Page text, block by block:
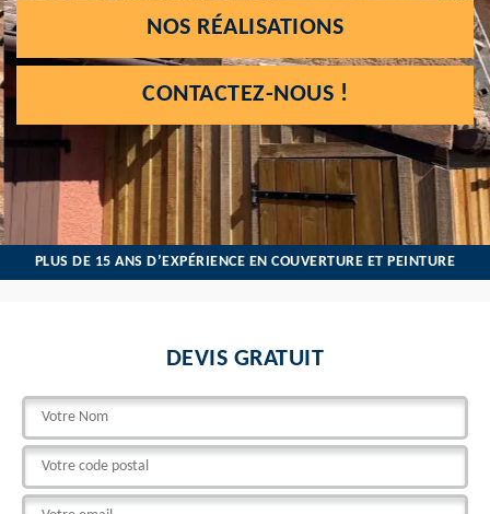
NOS RÉALISATIONS
CONTACTEZ-NOUS !
PLUS DE 15 ANS D’EXPÉRIENCE EN COUVERTURE ET PEINTURE
DEVIS GRATUIT